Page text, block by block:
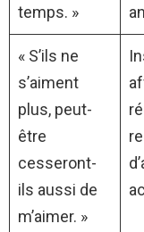
temps. »
« S’ils ne
s’aiment
plus, peut-
être
cesseront-
ils aussi de
m’aimer. »